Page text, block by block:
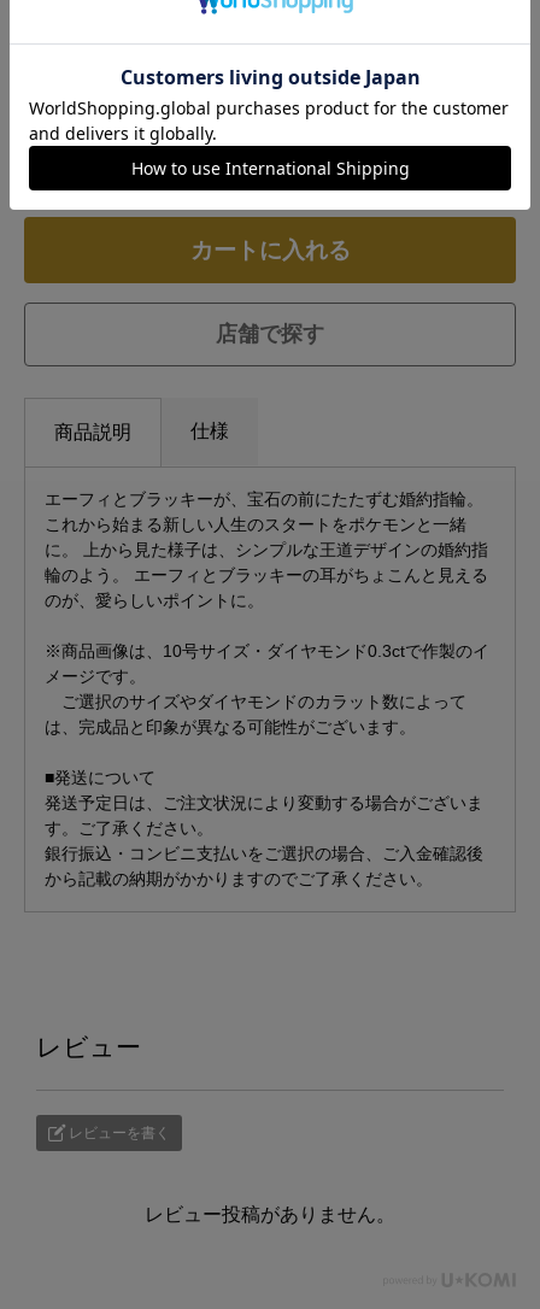
せずお届けをさせていただく可能性がございます。 また、内容
に不明点等が見受けられた際、ご連絡差し上げる場合がございま
す。予めご了承の上お手続きをお願いいたします。
※参考例…「U&T」「20260807」「2026 UtoT」「TARO」
数量
カートに入れる
店舗で探す
商品説明 仕様
エーフィとブラッキーが、宝石の前にたたずむ婚約指輪。
これから始まる新しい人生のスタートをポケモンと一緒
に。 上から見た様子は、シンプルな王道デザインの婚約指
輪のよう。 エーフィとブラッキーの耳がちょこんと見える
のが、愛らしいポイントに。
※商品画像は、10号サイズ・ダイヤモンド0.3ctで作製のイ
メージです。
ご選択のサイズやダイヤモンドのカラット数によって
は、完成品と印象が異なる可能性がございます。
■発送について
発送予定日は、ご注文状況により変動する場合がございま
す。ご了承ください。
銀行振込・コンビニ支払いをご選択の場合、ご入金確認後
から記載の納期がかかりますのでご了承ください。
レビュー
レビューを書く
レビュー投稿がありません。